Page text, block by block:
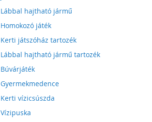
Lábbal hajtható jármű
Homokozó játék
Kerti játszóház tartozék
Lábbal hajtható jármű tartozék
Búvárjáték
Gyermekmedence
Kerti vízicsúszda
Vízipuska